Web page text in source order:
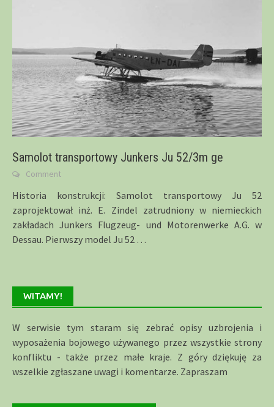
Samolot transportowy Junkers Ju 52/3m ge
Comment
Historia konstrukcji: Samolot transportowy Ju 52
zaprojektował inż. E. Zindel zatrudniony w niemieckich
zakładach Junkers Flugzeug- und Motorenwerke A.G. w
Dessau. Pierwszy model Ju 52 …
WITAMY!
W serwisie tym staram się zebrać opisy uzbrojenia i
wyposażenia bojowego używanego przez wszystkie strony
konfliktu - także przez małe kraje. Z góry dziękuję za
wszelkie zgłaszane uwagi i komentarze. Zapraszam